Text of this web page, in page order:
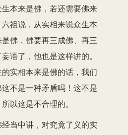
本来是佛，若还需要佛来
祖说，从实相来说众生本
佛，佛要再三成佛、再三
语了，他也是这样讲的。
实相本来是佛的话，我们
不是一种矛盾吗！这不是
以这是不合理的。
当中讲，对究竟了义的实